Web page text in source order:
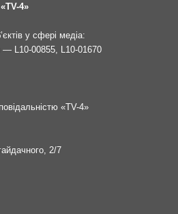
4»
у сфері медіа:
— L10-00855, L10-01670
«TV-4»
2/7